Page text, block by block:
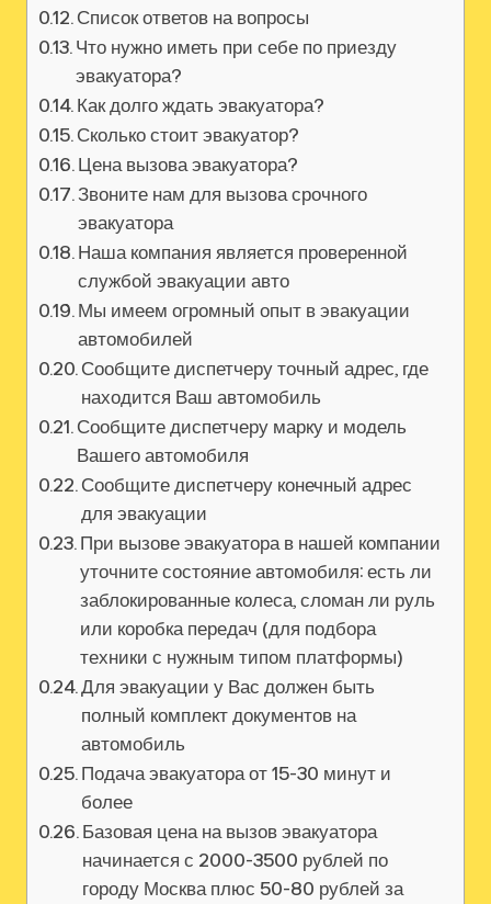
Список ответов на вопросы
Что нужно иметь при себе по приезду
эвакуатора?
Как долго ждать эвакуатора?
Сколько стоит эвакуатор?
Цена вызова эвакуатора?
Звоните нам для вызова срочного
эвакуатора
Наша компания является проверенной
службой эвакуации авто
Мы имеем огромный опыт в эвакуации
автомобилей
Сообщите диспетчеру точный адрес, где
находится Ваш автомобиль
Сообщите диспетчеру марку и модель
Вашего автомобиля
Сообщите диспетчеру конечный адрес
для эвакуации
При вызове эвакуатора в нашей компании
уточните состояние автомобиля: есть ли
заблокированные колеса, сломан ли руль
или коробка передач (для подбора
техники с нужным типом платформы)
Для эвакуации у Вас должен быть
полный комплект документов на
автомобиль
Подача эвакуатора от 15-30 минут и
более
Базовая цена на вызов эвакуатора
начинается с 2000-3500 рублей по
городу Москва плюс 50-80 рублей за